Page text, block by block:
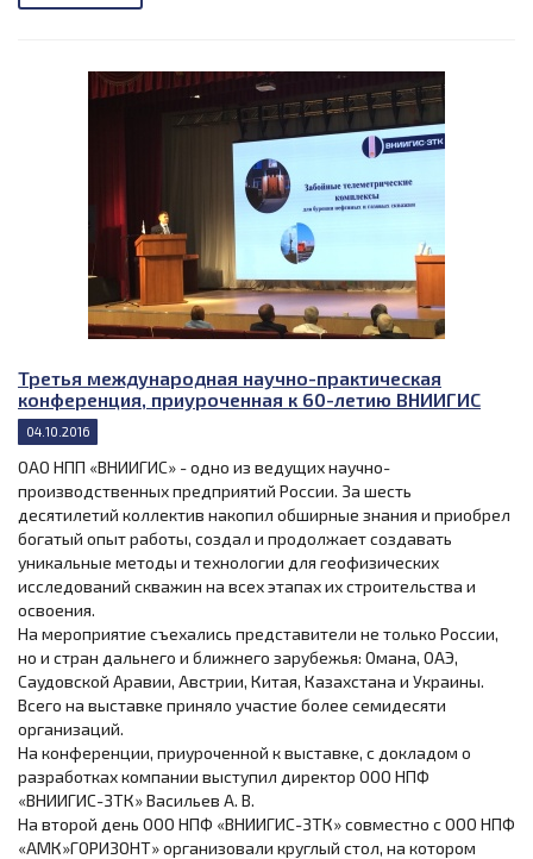
Третья международная научно-практическая
конференция, приуроченная к 60-летию ВНИИГИС
04.10.2016
ОАО НПП «ВНИИГИС» - одно из ведущих научно-
производственных предприятий России. За шесть
десятилетий коллектив накопил обширные знания и приобрел
богатый опыт работы, создал и продолжает создавать
уникальные методы и технологии для геофизических
исследований скважин на всех этапах их строительства и
освоения.
На мероприятие съехались представители не только России,
но и стран дальнего и ближнего зарубежья: Омана, ОАЭ,
Саудовской Аравии, Австрии, Китая, Казахстана и Украины.
Всего на выставке приняло участие более семидесяти
организаций.
На конференции, приуроченной к выставке, с докладом о
разработках компании выступил директор ООО НПФ
«ВНИИГИС-ЗТК» Васильев А. В.
На второй день ООО НПФ «ВНИИГИС-ЗТК» совместно с ООО НПФ
«АМК»ГОРИЗОНТ» организовали круглый стол, на котором